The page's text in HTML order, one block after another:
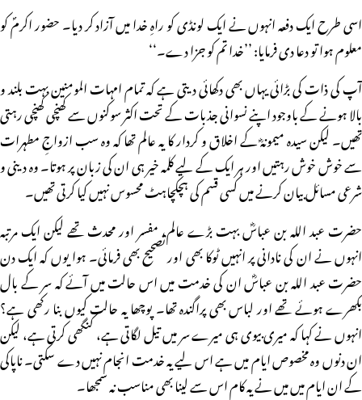
اسی طرح ایک دفعہ انہوں نے ایک لونڈی کو راہِ خدا میں آزاد کر دیا۔ حضور اکرمؐ کو
معلوم ہوا تو دعا دی فرمایا: ’’خدا تم کو جزا دے۔‘‘
آپ کی ذات کی بڑائی یہاں بھی دکھائی دیتی ہے کہ تمام امہات المومنین بہت بلند و
بالا ہونے کے باوجود اپنے نسوانی جذبات کے تحت اکثر سوکنوں سے کھنچی کھنچی رہتی
تھیں۔ لیکن سیدہ میمونہؓ کے اخلاق و کردار کا یہ عالم تھا کہ وہ سب ازواجِ مطہرات
سے خوش خوش رہتیں اور ہر ایک کے لیے کلمہ خیر ہی ان کی زبان پر ہوتا۔ وہ دینی و
شرعی مسائل بیان کرنے میں کسی قسم کی ہچکچاہٹ محسوس نہیں کیا کرتی تھیں۔
حضرت عبد اللہ بن عباسؓ بہت بڑے عالم، مفسر اور محدث تھے لیکن ایک مرتبہ
انہوں نے ان کی نادانی پر انہیں ٹوکا بھی اور تصحیح بھی فرمائی۔ ہوا یوں کہ ایک دن
حضرت عبد اللہ بن عباسؓ ان کی خدمت میں اس حالت میں آئے کہ سر کے بال
بکھرے ہوئے تھے اور لباس بھی پراگندہ تھا۔ پوچھا یہ حالت کیوں بنا رکھی ہے؟
انہوں نے کہا کہ میری بیوی ہی میرے سر میں تیل لگاتی ہے، کنگھی کرتی ہے، لیکن
ان دنوں وہ مخصوص ایام میں ہے اس لیے یہ خدمت انجام نہیں دے سکتی۔ ناپاکی
کے ان ایام میں میں نے یہ کام اس سے لینا بھی مناسب نہ سمجھا۔